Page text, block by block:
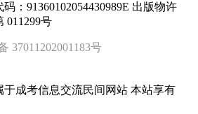
：91360102054430989E 出版物许
011299号
37011202001183号
成考信息交流民间网站 本站享有